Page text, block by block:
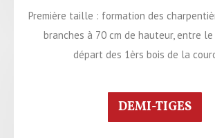
Première taille : formation des
branches à 70 cm de hauteur, entre
départ des 1èrs bois de la
DEMI-TIGES